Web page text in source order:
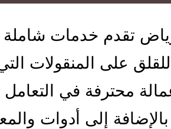
تقدم خدمات
على المنقولات
محترفة في
بالإضافة إلى أدوات